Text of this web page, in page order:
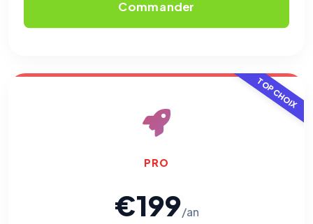
Commander
TOP CHOIX
PRO
€199/an
Les e-mails peuvent contenir un pixel d'ouverture et des liens
écrivez àcontact@logicielreferencement.com. Détail :Politique de